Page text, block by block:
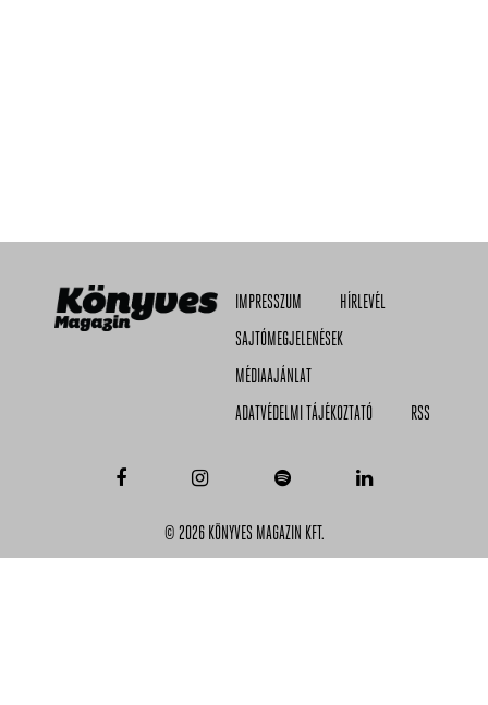
IMPRESSZUM
HÍRLEVÉL
SAJTÓMEGJELENÉSEK
MÉDIAAJÁNLAT
ADATVÉDELMI TÁJÉKOZTATÓ
RSS
© 2026 KÖNYVES MAGAZIN KFT.